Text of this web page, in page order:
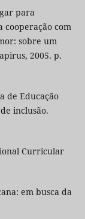
para
cooperação com
sobre um
2005. p.
de Educação
inclusão.
Curricular
em busca da